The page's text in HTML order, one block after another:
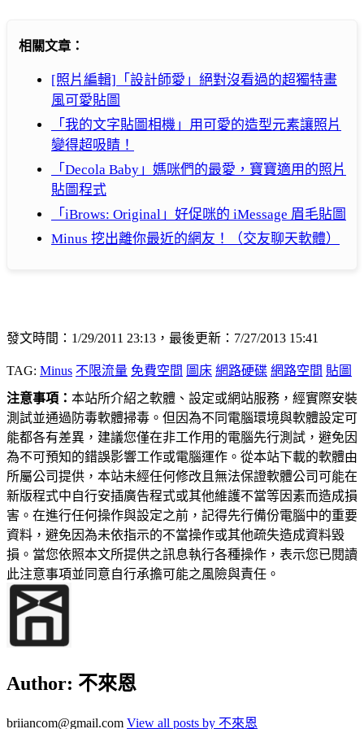
相關文章：
[照片編輯]「設計師愛」絕對沒看過的超獨特畫
風可愛貼圖
「我的文字貼圖相機」用可愛的造型元素讓照片
變得超吸睛！
「Decola Baby」媽咪們的最愛，寶寶適用的照片
貼圖程式
「iBrows: Original」好促咪的 iMessage 眉毛貼圖
Minus 挖出離你最近的網友！（交友聊天軟體）
發文時間：1/29/2011 23:13，最後更新：7/27/2013 15:41
TAG: Minus 不限流量 免費空間 圖床 網路硬碟 網路空間 貼圖
注意事項： 本站所介紹之軟體、設定或網站服務，經實際安裝
測試並通過防毒軟體掃毒。但因為不同電腦環境與軟體設定可
能都各有差異，建議您僅在非工作用的電腦先行測試，避免因
為不可預知的錯誤影響工作或電腦運作。從本站下載的軟體由
所屬公司提供，本站未經任何修改且無法保證軟體公司可能在
新版程式中自行安插廣告程式或其他維護不當等因素而造成損
害。在進行任何操作與設定之前，記得先行備份電腦中的重要
資料，避免因為未依指示的不當操作或其他疏失造成資料毀
損。當您依照本文所提供之訊息執行各種操作，表示您已閱讀
此注意事項並同意自行承擔可能之風險與責任。
Author: 不來恩
briiancom@gmail.com View all posts by 不來恩